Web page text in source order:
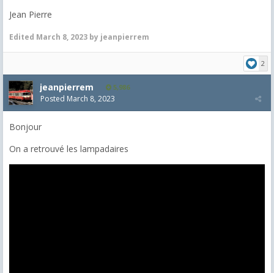
Jean Pierre
Edited March 8, 2023 by jeanpierrem
2
jeanpierrem 5,986
Posted March 8, 2023
Bonjour
On a retrouvé les lampadaires